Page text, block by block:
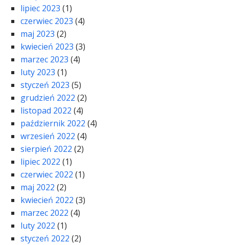
lipiec 2023 (1)
czerwiec 2023 (4)
maj 2023 (2)
kwiecień 2023 (3)
marzec 2023 (4)
luty 2023 (1)
styczeń 2023 (5)
grudzień 2022 (2)
listopad 2022 (4)
październik 2022 (4)
wrzesień 2022 (4)
sierpień 2022 (2)
lipiec 2022 (1)
czerwiec 2022 (1)
maj 2022 (2)
kwiecień 2022 (3)
marzec 2022 (4)
luty 2022 (1)
styczeń 2022 (2)